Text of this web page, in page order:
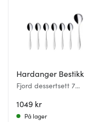
Hardanger Bestikk
Fjord dessertsett 7
1049 kr
På lager